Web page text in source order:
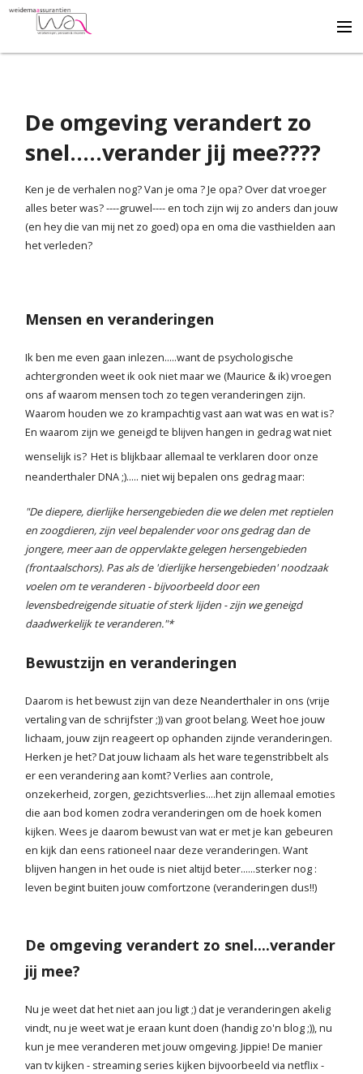
Ontzorgt
Draagt bij
Beveelt aan
Blog
De omgeving verandert zo
snel.....verander jij mee????
Ken je de verhalen nog? Van je oma ? Je opa? Over dat vroeger
alles beter was? ----gruwel---- en toch zijn wij zo anders dan jouw
(en hey die van mij net zo goed) opa en oma die vasthielden aan
het verleden?
Mensen en veranderingen
Ik ben me even gaan inlezen.....want de psychologische
achtergronden weet ik ook niet maar we (Maurice & ik) vroegen
ons af waarom mensen toch zo tegen veranderingen zijn.
Waarom houden we zo krampachtig vast aan wat was en wat is?
En waarom zijn we geneigd te blijven hangen in gedrag wat niet
wenselijk is? Het is blijkbaar allemaal te verklaren door onze
neanderthaler DNA ;)..... niet wij bepalen ons gedrag maar:
"De diepere, dierlijke hersengebieden die we delen met reptielen
en zoogdieren, zijn veel bepalender voor ons gedrag dan de
jongere, meer aan de oppervlakte gelegen hersengebieden
(frontaalschors). Pas als de 'dierlijke hersengebieden' noodzaak
voelen om te veranderen - bijvoorbeeld door een
levensbedreigende situatie of sterk lijden - zijn we geneigd
daadwerkelijk te veranderen."*
Bewustzijn en veranderingen
Daarom is het bewust zijn van deze Neanderthaler in ons (vrije
vertaling van de schrijfster ;)) van groot belang. Weet hoe jouw
lichaam, jouw zijn reageert op ophanden zijnde veranderingen.
Herken je het? Dat jouw lichaam als het ware tegenstribbelt als
er een verandering aan komt? Verlies aan controle,
onzekerheid, zorgen, gezichtsverlies....het zijn allemaal emoties
die aan bod komen zodra veranderingen om de hoek komen
kijken. Wees je daarom bewust van wat er met je kan gebeuren
en kijk dan eens rationeel naar deze veranderingen. Want
blijven hangen in het oude is niet altijd beter......sterker nog :
leven begint buiten jouw comfortzone (veranderingen dus!!)
De omgeving verandert zo snel....verander
jij mee?
Nu je weet dat het niet aan jou ligt ;) dat je veranderingen akelig
vindt, nu je weet wat je eraan kunt doen (handig zo'n blog ;)), nu
kun je mee veranderen met jouw omgeving. Jippie! De manier
van tv kijken - streaming series kijken bijvoorbeeld via netflix -